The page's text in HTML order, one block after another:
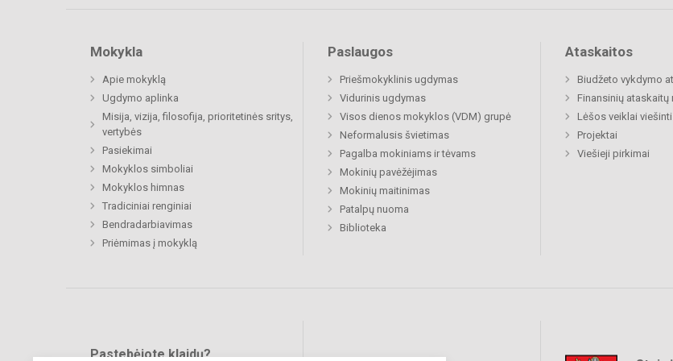
Mokykla
Apie mokyklą
Ugdymo aplinka
Misija, vizija, filosofija, prioritetinės sritys,
vertybės
Pasiekimai
Mokyklos simboliai
Mokyklos himnas
Tradiciniai renginiai
Bendradarbiavimas
Priėmimas į mokyklą
Paslaugos
Priešmokyklinis ugdymas
Vidurinis ugdymas
Visos dienos mokyklos (VDM) grupė
Neformalusis švietimas
Pagalba mokiniams ir tėvams
Mokinių pavėžėjimas
Mokinių maitinimas
Patalpų nuoma
Biblioteka
Ataskaitos
Biudžeto vykdymo
Finansinių ataskaitų
Lėšos veiklai viešinti
Projektai
Viešieji pirkimai
Pastebėjote klaidų?